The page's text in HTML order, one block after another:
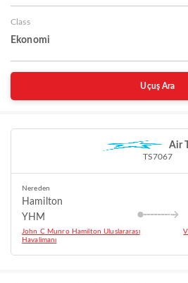
Class
Ekonomi
Uçuş Ara
Air
TS7067
Nereden
Hamilton
YHM
John C Munro Hamilton Uluslararası
Havalimanı